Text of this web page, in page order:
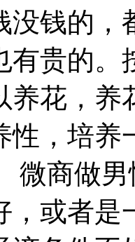
没钱的，
有贵的。
养花，
性，培养
微商做
，或者